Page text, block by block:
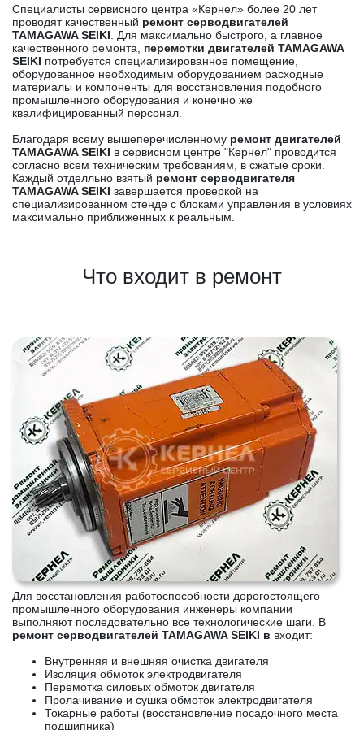
Специалисты сервисного центра «Кернел» более 20 лет
проводят качественный ремонт серводвигателей
TAMAGAWA SEIKI . Для максимально быстрого, а главное
качественного ремонта, перемотки двигателей TAMAGAWA
SEIKI потребуется специализированное помещение,
оборудованное необходимым оборудованием расходные
материалы и компоненты для восстановления подобного
промышленного оборудования и конечно же
квалифицированный персонал.
Благодаря всему вышеперечисленному ремонт двигателей
TAMAGAWA SEIKI в сервисном центре "Кернел" проводится
согласно всем техническим требованиям, в сжатые сроки.
Каждый отделльно взятый ремонт серводвигателя
TAMAGAWA SEIKI завершается проверкой на
специализированном стенде с блоками управления в условиях
максимально приближенных к реальным.
Что входит в ремонт
Для восстановления работоспособности дорогостоящего
промышленного оборудования инженеры компании
выполняют последовательно все технологические шаги. В
ремонт серводвигателей TAMAGAWA SEIKI в входит:
Внутренняя и внешняя очистка двигателя
Изоляция обмоток электродвигателя
Перемотка силовых обмоток двигателя
Пролачивание и сушка обмоток электродвигателя
Токарные работы (восстановление посадочного места
подшипника)